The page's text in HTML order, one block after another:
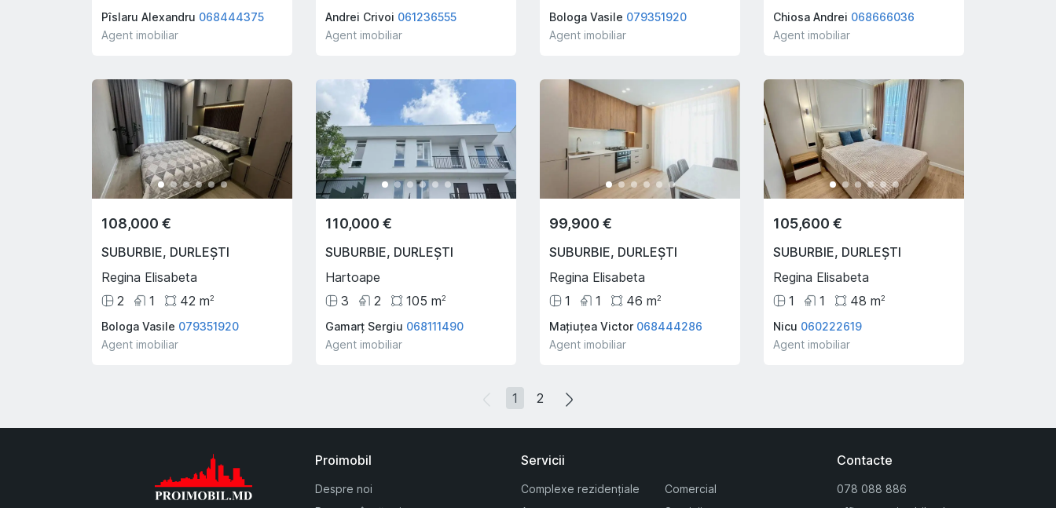
Pîslaru Alexandru 068444375
Agent imobiliar
Andrei Crivoi 061236555
Agent imobiliar
Bologa Vasile 079351920
Agent imobiliar
Chiosa Andrei 068666036
Agent imobiliar
108,000 €
SUBURBIE, DURLEȘTI
Regina Elisabeta
2
1 42 m2
Bologa Vasile 079351920
Agent imobiliar
110,000 €
SUBURBIE, DURLEȘTI
Hartoape
3
2 105 m2
Gamarț Sergiu 068111490
Agent imobiliar
99,900 €
SUBURBIE, DURLEȘTI
Regina Elisabeta
1
1 46 m2
Mațiuțea Victor 068444286
Agent imobiliar
105,600 €
SUBURBIE, DURLEȘTI
Regina Elisabeta
1
1 48 m2
Nicu 060222619
Agent imobiliar
1 2
Proimobil
Despre noi
Servicii
Complexe rezidențiale
Comercial
Contacte
078 088 886